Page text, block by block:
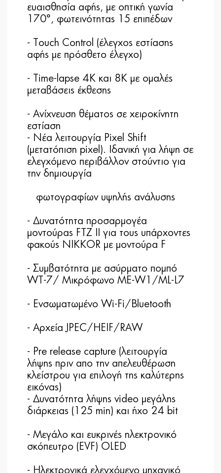
ευαισθησία αφής, με οπτική γωνία
170°, φωτεινότητας 15 επιπέδων
- Τouch Control (έλεγχος εστίασης
αφής με πρόσθετο έλεγχο)
- Time-lapse 4K και 8K με ομαλές
μεταβάσεις έκθεσης
- Ανίχνευση θέματος σε χειροκίνητη
εστίαση
- Νέα λειτουργία Pixel Shift
(μετατόπιση pixel). Ιδανική για λήψη σε
ελεγχόμενο περιβάλλον στούντιο για
την δημιουργία
φωτογραφίων υψηλής ανάλυσης
- Δυνατότητα προσαρμογέα
μοντούρας FTZ II για τους υπάρχοντες
φακούς NIKKOR με μοντούρα F
- Συμβατότητα με ασύρματο πομπό
WT-7/ Μικρόφωνο ME-W1/ML-L7
- Ενσωματωμένο Wi-Fi/Bluetooth
- Αρχεία JPEC/HEIF/RAW
- Pre release capture (λειτουργία
λήψης πριν απο την απελευθέρωση
κλείστρου για επιλογή της καλύτερης
εικόνας)
- Δυνατότητα λήψης video μεγάλης
διάρκειας (125 min) και ήχο 24 bit
- Μεγάλο και ευκρινές ηλεκτρονικό
σκόπευτρο (EVF) OLED
- Ηλεκτρονικά ελεγχόμενο μηχανικό